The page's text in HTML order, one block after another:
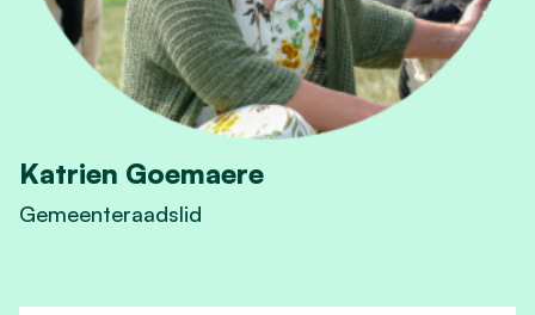
Katrien Goemaere
Gemeenteraadslid